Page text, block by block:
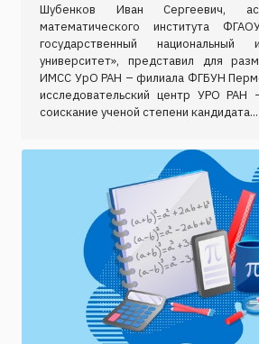
Шубенков Иван Сергеевич,
математического института
государственный национальный
университет», представил для
ИМСС УрО РАН – филиала ФГБУН
исследовательский центр УРО РАН
соискание ученой степени кандидата...